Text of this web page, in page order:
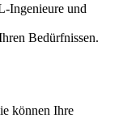
Ingenieure und
Bedürfnissen.
können Ihre